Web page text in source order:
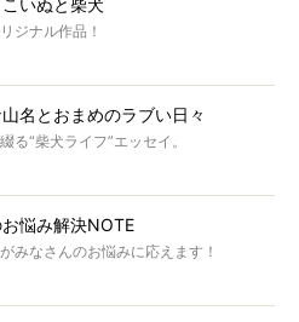
こいぬと柴犬
ジナル作品！
山名とおまめのラブい日々
る“柴犬ライフ”エッセイ。
お悩み解決NOTE
みなさんのお悩みに応えます！